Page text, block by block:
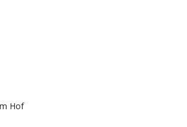
Hof